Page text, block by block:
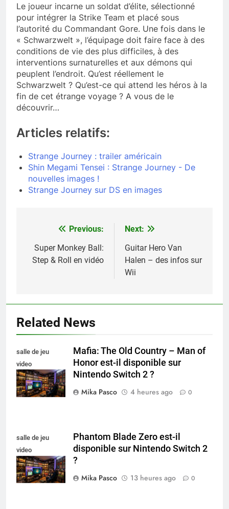
Le joueur incarne un soldat d’élite, sélectionné
pour intégrer la Strike Team et placé sous
l’autorité du Commandant Gore. Une fois dans le
« Schwarzwelt », l’équipage doit faire face à des
conditions de vie des plus difficiles, à des
interventions surnaturelles et aux démons qui
peuplent l’endroit. Qu’est réellement le
Schwarzwelt ? Qu’est-ce qui attend les héros à la
fin de cet étrange voyage ? A vous de le
découvrir…
Articles relatifs:
Strange Journey : trailer américain
Shin Megami Tensei : Strange Journey - De
nouvelles images !
Strange Journey sur DS en images
Navigation
de
l’article
Previous:
Super Monkey Ball:
Step & Roll en vidéo
Next:
Guitar Hero Van
Halen – des infos sur
Wii
Related News
salle de jeu
video
collectionneur
Mafia: The Old Country – Man of
Honor est-il disponible sur
Nintendo Switch 2 ?
Mika Pasco
4 heures ago 0
salle de jeu
video
collectionneur
Phantom Blade Zero est-il
disponible sur Nintendo Switch 2
?
Mika Pasco
13 heures ago 0